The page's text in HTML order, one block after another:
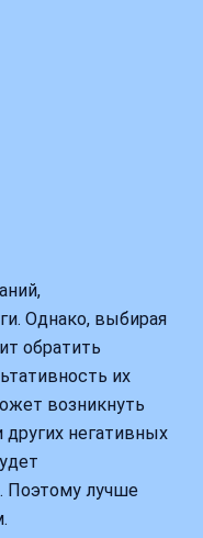
Однако, выбирая
обратить
их
возникнуть
других негативных
Поэтому лучше